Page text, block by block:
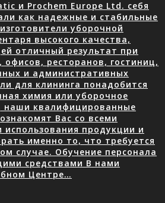
и Prochem Europe Ltd. себя
как надежные и стабильные
уборочной
высокого качества,
отличный результат при
офисов, ресторанов, гостиниц,
и административных
для клининга понадобится
химия или уборочное
наши квалифицированные
Вас со всеми
использования продукции и
именно то, что требуется
случае. Обучение персонала
средствами В нами
Центре…